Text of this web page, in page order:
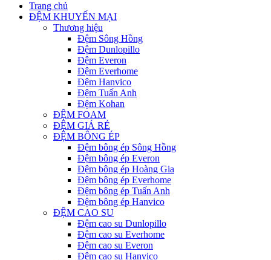
Trang chủ
ĐỆM KHUYẾN MẠI
Thương hiệu
Đệm Sông Hồng
Đệm Dunlopillo
Đệm Everon
Đệm Everhome
Đệm Hanvico
Đệm Tuấn Anh
Đệm Kohan
ĐỆM FOAM
ĐỆM GIÁ RẺ
ĐỆM BÔNG ÉP
Đệm bông ép Sông Hồng
Đệm bông ép Everon
Đệm bông ép Hoàng Gia
Đệm bông ép Everhome
Đệm bông ép Tuấn Anh
Đệm bông ép Hanvico
ĐỆM CAO SU
Đệm cao su Dunlopillo
Đệm cao su Everhome
Đệm cao su Everon
Đệm cao su Hanvico